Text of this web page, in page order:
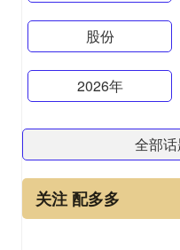
股份
2026年
全部
关注 配多多